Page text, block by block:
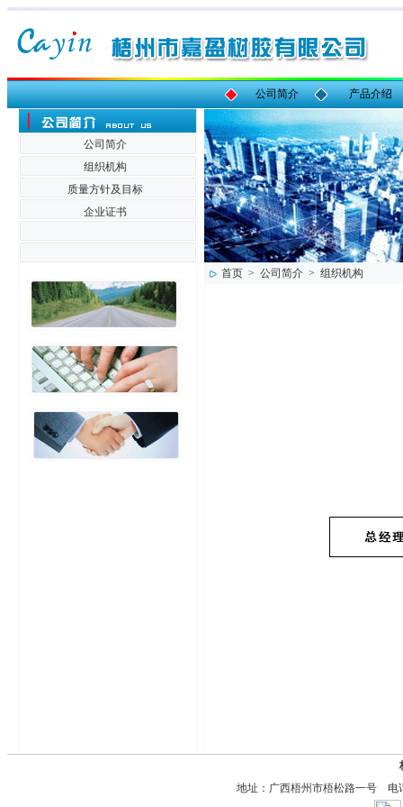
公司简介 产品介绍
公司简介
组织机构
质量方针及目标
企业证书
首页 > 公司简介 > 组织机构
地址：广西梧州市梧松路一号 电